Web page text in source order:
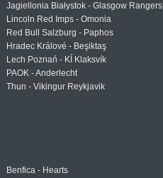
Jagiellonia Białystok - Glasgow Rangers
Lincoln Red Imps - Omonia
Red Bull Salzburg - Paphos
Hradec Králové - Beşiktaş
Lech Poznań - KÍ Klaksvík
PAOK - Anderlecht
Thun - Vikingur Reykjavik
Benfica - Hearts